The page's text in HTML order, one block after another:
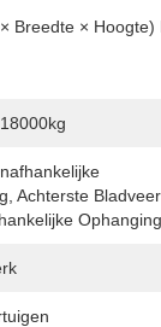
Breedte × Hoogte)
18000kg
Achterste Bladveer
Ophanging